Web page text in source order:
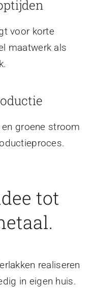
voor korte
maatwerk als
groene stroom
tot
realiseren
in eigen huis.